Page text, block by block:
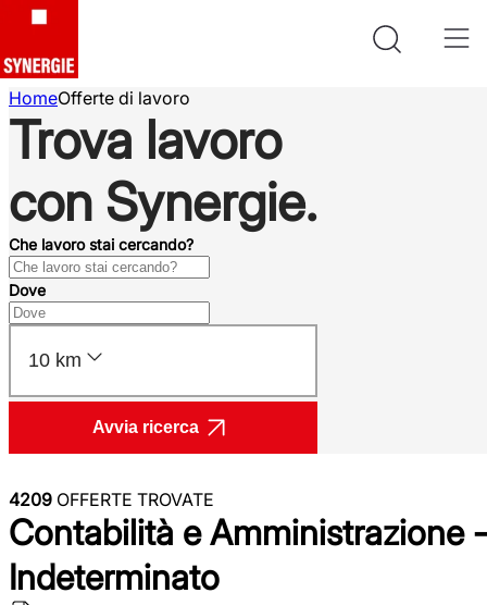
HomeOfferte di lavoro
Trova lavoro
con Synergie.
Che lavoro stai cercando?
Dove
10 km
Avvia ricerca
4209 OFFERTE TROVATE
Contabilità e Amministrazione -
Indeterminato